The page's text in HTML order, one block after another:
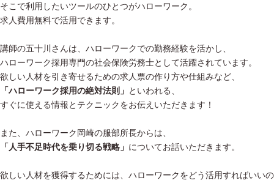
そこで利用したいツールのひとつがハローワーク。
求人費用無料で活用できます。
講師の五十川さんは、ハローワークでの勤務経験を活かし、
ハローワーク採用専門の社会保険労務士として活躍されています。
欲しい人材を引き寄せるための求人票の作り方や仕組みなど、
「ハローワーク採用の絶対法則」 といわれる、
すぐに使える情報とテクニックをお伝えいただきます！
また、ハローワーク岡崎の服部所長からは、
「人手不足時代を乗り切る戦略」 についてお話いただきます。
欲しい人材を獲得するためには、ハローワークをどう活用すればいいの